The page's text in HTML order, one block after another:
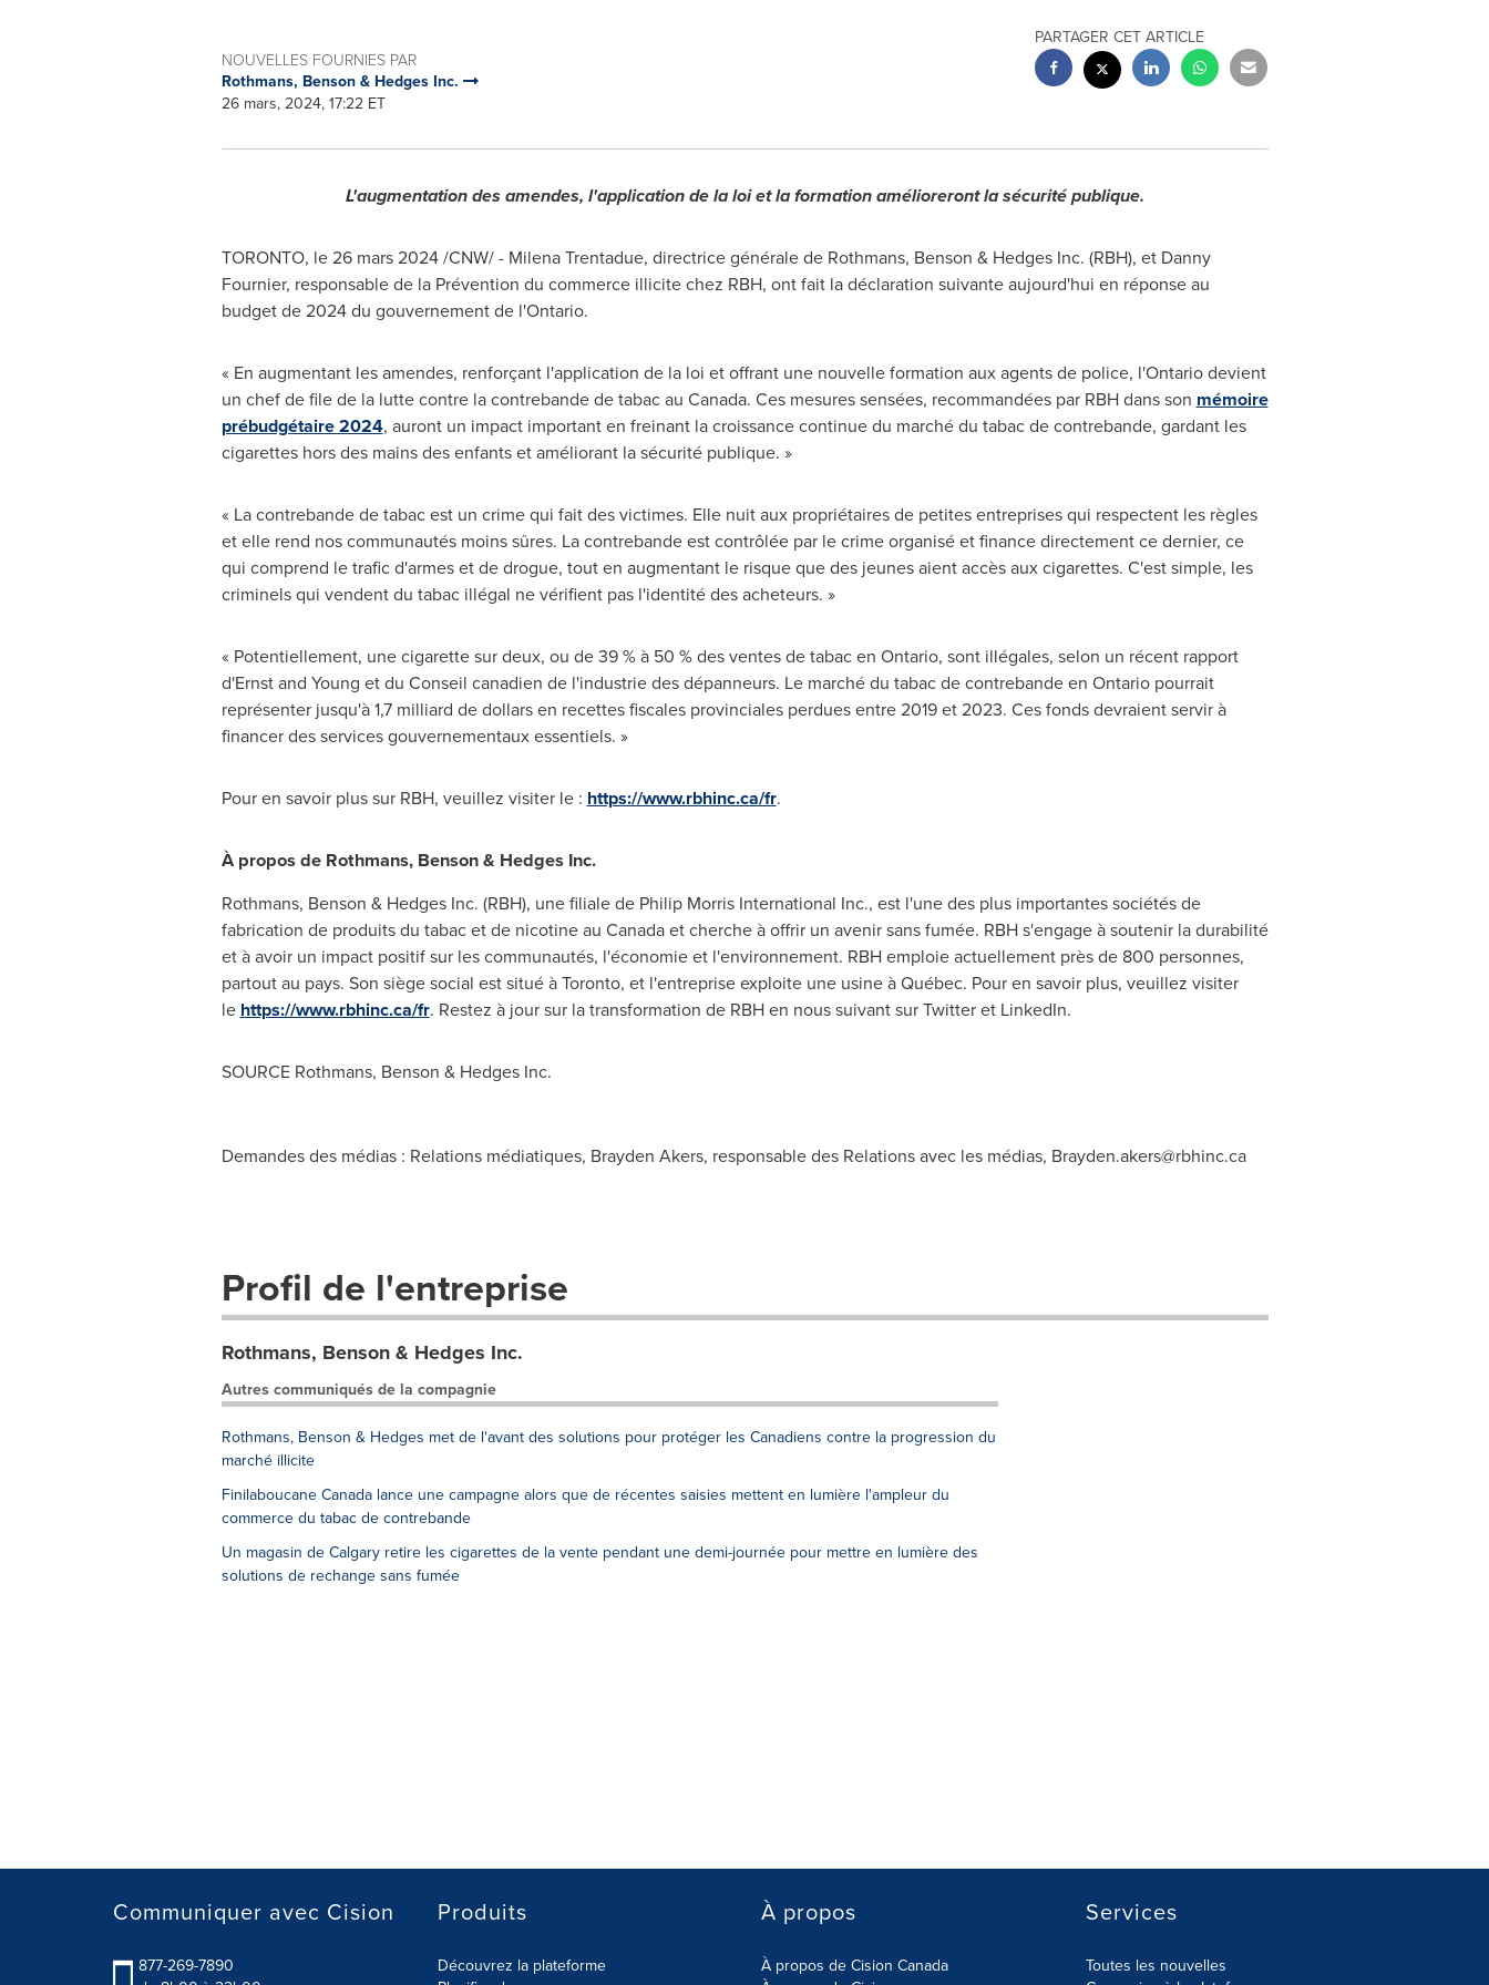
NOUVELLES FOURNIES PAR
Rothmans, Benson & Hedges Inc.
26 mars, 2024, 17:22 ET
PARTAGER CET ARTICLE
L'augmentation des amendes, l'application de la loi et la formation amélioreront la sécurité publique.
TORONTO, le 26 mars 2024/CNW/ - Milena Trentadue, directrice générale de Rothmans, Benson & Hedges Inc. (RBH), et Danny
Fournier, responsable de la Prévention du commerce illicite chez RBH, ont fait la déclaration suivante aujourd'hui en réponse au
budget de 2024 du gouvernement de l'Ontario.
« En augmentant les amendes, renforçant l'application de la loi et offrant une nouvelle formation aux agents de police, l'Ontariodevient
un chef de file de la lutte contre la contrebande de tabac au Canada. Ces mesures sensées, recommandées par RBH dans son mémoire
prébudgétaire 2024, auront un impact important en freinant la croissance continue du marché du tabac de contrebande, gardant les
cigarettes hors des mains des enfants et améliorant la sécurité publique. »
« La contrebande de tabac est un crime qui fait des victimes. Elle nuit aux propriétaires de petites entreprises qui respectent les règles
et elle rend nos communautés moins sûres. La contrebande est contrôlée par le crime organisé et finance directement ce dernier, ce
qui comprend le trafic d'armes et de drogue, tout en augmentant le risque que des jeunes aient accès aux cigarettes. C'est simple, les
criminels qui vendent du tabac illégal ne vérifient pas l'identité des acheteurs. »
« Potentiellement, une cigarette sur deux, ou de 39 % à 50 % des ventes de tabac en Ontario, sont illégales, selon un récent rapport
d'Ernst and Young et du Conseil canadien de l'industrie des dépanneurs. Le marché du tabac de contrebande en Ontariopourrait
représenter jusqu'à 1,7 milliard de dollars en recettes fiscales provinciales perdues entre2019 et2023. Ces fonds devraient servir à
financer des services gouvernementaux essentiels. »
Pour en savoir plus sur RBH, veuillez visiter le : https://www.rbhinc.ca/fr.
À propos de Rothmans, Benson & Hedges Inc.
Rothmans, Benson & Hedges Inc. (RBH), une filiale de Philip Morris International Inc., est l'une des plus importantes sociétés de
fabrication de produits du tabac et de nicotine au Canada et cherche à offrir un avenir sans fumée. RBH s'engage à soutenir la durabilité
et à avoir un impact positif sur les communautés, l'économie et l'environnement. RBH emploie actuellement près de 800 personnes,
partout au pays. Son siège social est situé à Toronto, et l'entreprise exploite une usine à Québec. Pour en savoir plus, veuillez visiter
le https://www.rbhinc.ca/fr. Restez à jour sur la transformation de RBH en nous suivant sur Twitter et LinkedIn.
SOURCE Rothmans, Benson & Hedges Inc.
Demandes des médias : Relations médiatiques, Brayden Akers, responsable des Relations avec les médias, Brayden.akers@rbhinc.ca
Profil de l'entreprise
Rothmans, Benson & Hedges Inc.
Autres communiqués de la compagnie
Rothmans, Benson & Hedges met de l'avant des solutions pour protéger les Canadiens contre la progression du
marché illicite
Finilaboucane Canada lance une campagne alors que de récentes saisies mettent en lumière l'ampleur du
commerce du tabac de contrebande
Un magasin de Calgary retire les cigarettes de la vente pendant une demi-journée pour mettre en lumière des
solutions de rechange sans fumée
Communiquer avec Cision
877-269-7890
Produits
Découvrez la plateforme
À propos
À propos de Cision Canada
Services
Toutes les nouvelles